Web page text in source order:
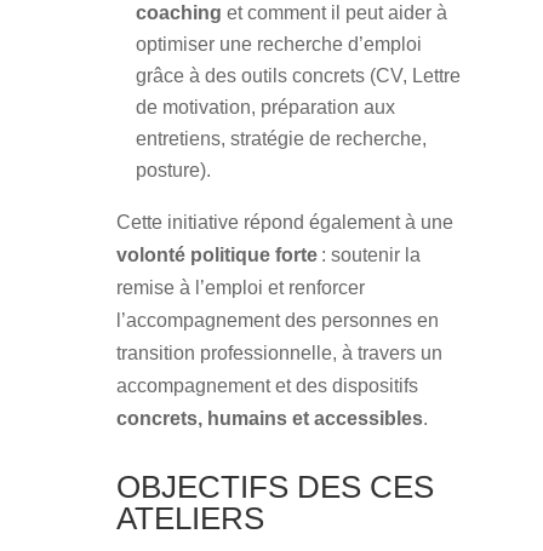
coaching et comment il peut aider à
optimiser une recherche d’emploi
grâce à des outils concrets (CV, Lettre
de motivation, préparation aux
entretiens, stratégie de recherche,
posture).
Cette initiative répond également à une
volonté politique forte: soutenir la
remise à l’emploi et renforcer
l’accompagnement des personnes en
transition professionnelle, à travers un
accompagnement et des dispositifs
concrets, humains et accessibles.
OBJECTIFS DES CES
ATELIERS